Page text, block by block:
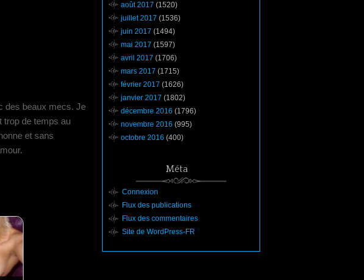
des beaux mecs. Je
trop de temps au
et sans
août 2017 (1520)
juillet 2017 (1536)
juin 2017 (1494)
mai 2017 (1597)
avril 2017 (1706)
mars 2017 (1715)
février 2017 (1626)
janvier 2017 (1802)
décembre 2016 (1796)
novembre 2016 (995)
octobre 2016 (400)
Méta
Connexion
Flux des publications
Flux des commentaires
Site de WordPress-FR